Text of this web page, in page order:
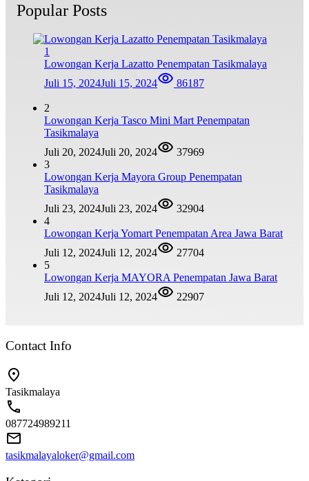
Popular Posts
1
Lowongan Kerja Lazatto Penempatan Tasikmalaya
Juli 15, 2024Juli 15, 2024 86187
2
Lowongan Kerja Tasco Mini Mart Penempatan
Tasikmalaya
Juli 20, 2024Juli 20, 2024
37969
3
Lowongan Kerja Mayora Group Penempatan
Tasikmalaya
Juli 23, 2024Juli 23, 2024
32904
4
Lowongan Kerja Yomart Penempatan Area Jawa Barat
Juli 12, 2024Juli 12, 2024
27704
5
Lowongan Kerja MAYORA Penempatan Jawa Barat
Juli 12, 2024Juli 12, 2024 22907
Contact Info
Tasikmalaya
087724989211
tasikmalayaloker@gmail.com